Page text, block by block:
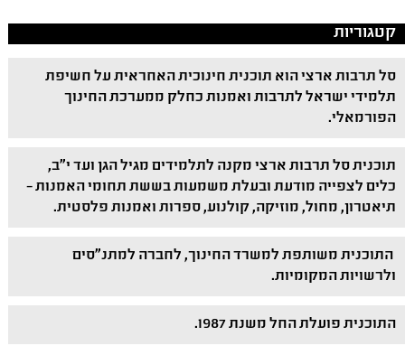
קטגוריות
סל תרבות ארצי הוא תוכנית חינוכית האחראית על חשיפת
תלמידי ישראל לתרבות ואמנות כחלק ממערכת החינוך
הפורמאלי.
תוכנית סל תרבות ארצי מקנה לתלמידים מגיל הגן ועד י"ב,
כלים לצפייה מודעת ובעלת משמעות בששת תחומי האמנות –
תיאטרון, מחול, מוזיקה, קולנוע, ספרות ואמנות פלסטית.
התוכנית משותפת למשרד החינוך, לחברה למתנ"סים
ולרשויות המקומיות.
התוכנית פועלת החל משנת 1987.